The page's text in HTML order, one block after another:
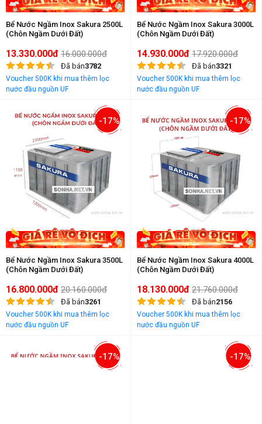
Bể Nước Ngầm Inox Sakura 2500L
(Chôn Ngầm Dưới Đất)
13.330.000đ 16.000.000đ
Đã bán3782
Voucher 500K khi mua thêm lọc
nước đầu nguồn UF
Bể Nước Ngầm Inox Sakura 3000L
(Chôn Ngầm Dưới Đất)
14.930.000đ 17.920.000đ
Đã bán3321
Voucher 500K khi mua thêm lọc
nước đầu nguồn UF
-17%
Bể Nước Ngầm Inox Sakura 3500L
(Chôn Ngầm Dưới Đất)
16.800.000đ 20.160.000đ
Đã bán3261
Voucher 500K khi mua thêm lọc
nước đầu nguồn UF
-17%
Bể Nước Ngầm Inox Sakura 4000L
(Chôn Ngầm Dưới Đất)
18.130.000đ 21.760.000đ
Đã bán2156
Voucher 500K khi mua thêm lọc
nước đầu nguồn UF
-17% -17%